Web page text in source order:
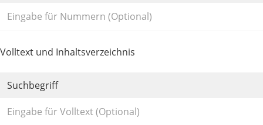
Volltext und Inhaltsverzeichnis
Suchbegriff